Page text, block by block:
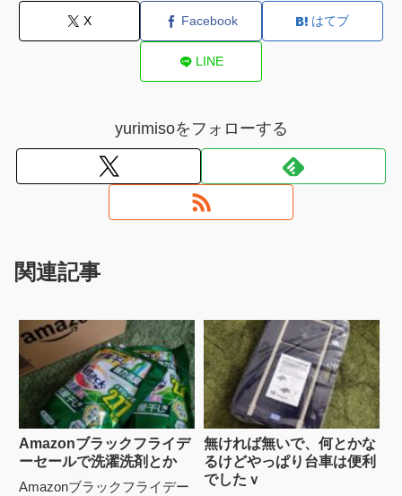
X Facebook はてブ
LINE
yurimisoをフォローする
関連記事
Amazonブラックフライデ
ーセールで洗濯洗剤とか
Amazonブラックフライデー
無ければ無いで、何とかな
るけどやっぱり台車は便利
でしたｖ